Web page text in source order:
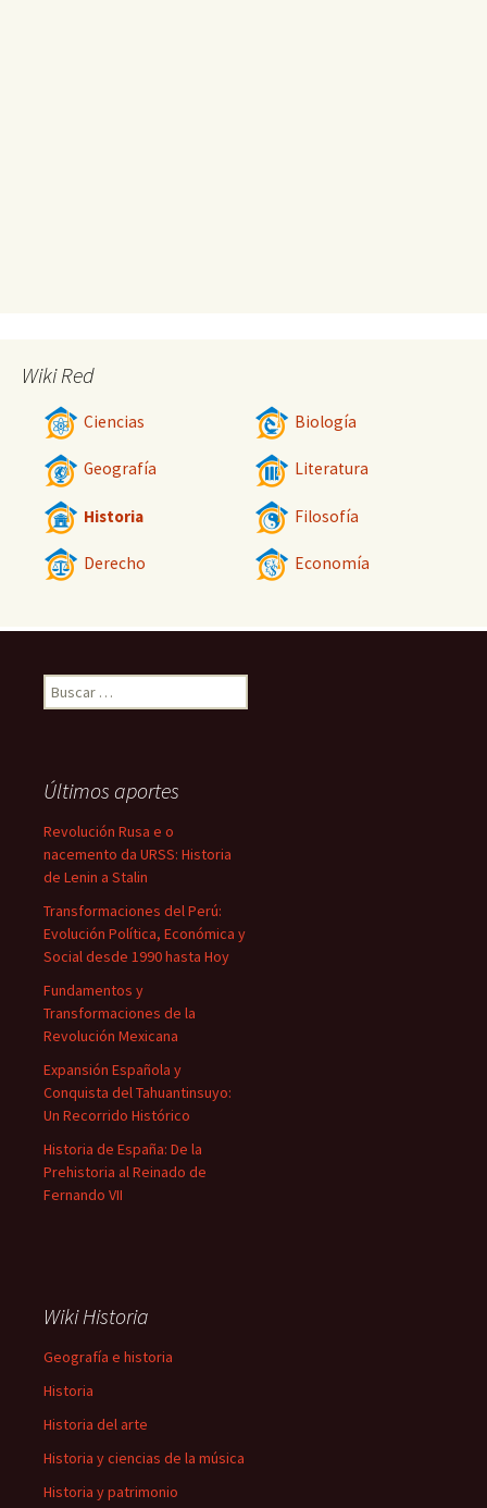
Wiki Red
Ciencias Biología
Geografía Literatura
Historia Filosofía
Derecho Economía
Buscar:
Últimos aportes
Revolución Rusa e o
nacemento da URSS: Historia
de Lenin a Stalin
Transformaciones del Perú:
Evolución Política, Económica y
Social desde 1990 hasta Hoy
Fundamentos y
Transformaciones de la
Revolución Mexicana
Expansión Española y
Conquista del Tahuantinsuyo:
Un Recorrido Histórico
Historia de España: De la
Prehistoria al Reinado de
Fernando VII
Wiki Historia
Geografía e historia
Historia
Historia del arte
Historia y ciencias de la música
Historia y patrimonio